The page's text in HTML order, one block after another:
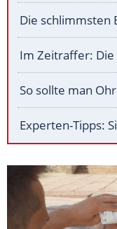
Die schlimmsten
Im Zeitraffer: Die
So sollte man
Experten-Tipps: